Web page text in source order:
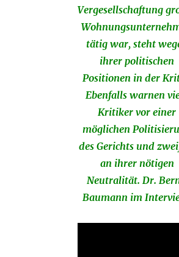
Vergesellschaftung
tätig war, steht
ihrer politischen
Positionen in der
Ebenfalls warnen
Kritiker vor einer
möglichen
des Gerichts und
an ihrer nötigen
Neutralität. Dr.
Baumann im